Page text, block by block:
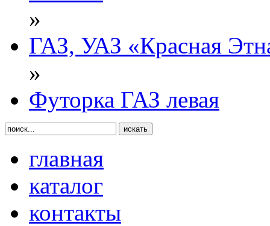
»
ГАЗ, УАЗ «Красная
»
Футорка ГАЗ левая
главная
каталог
контакты